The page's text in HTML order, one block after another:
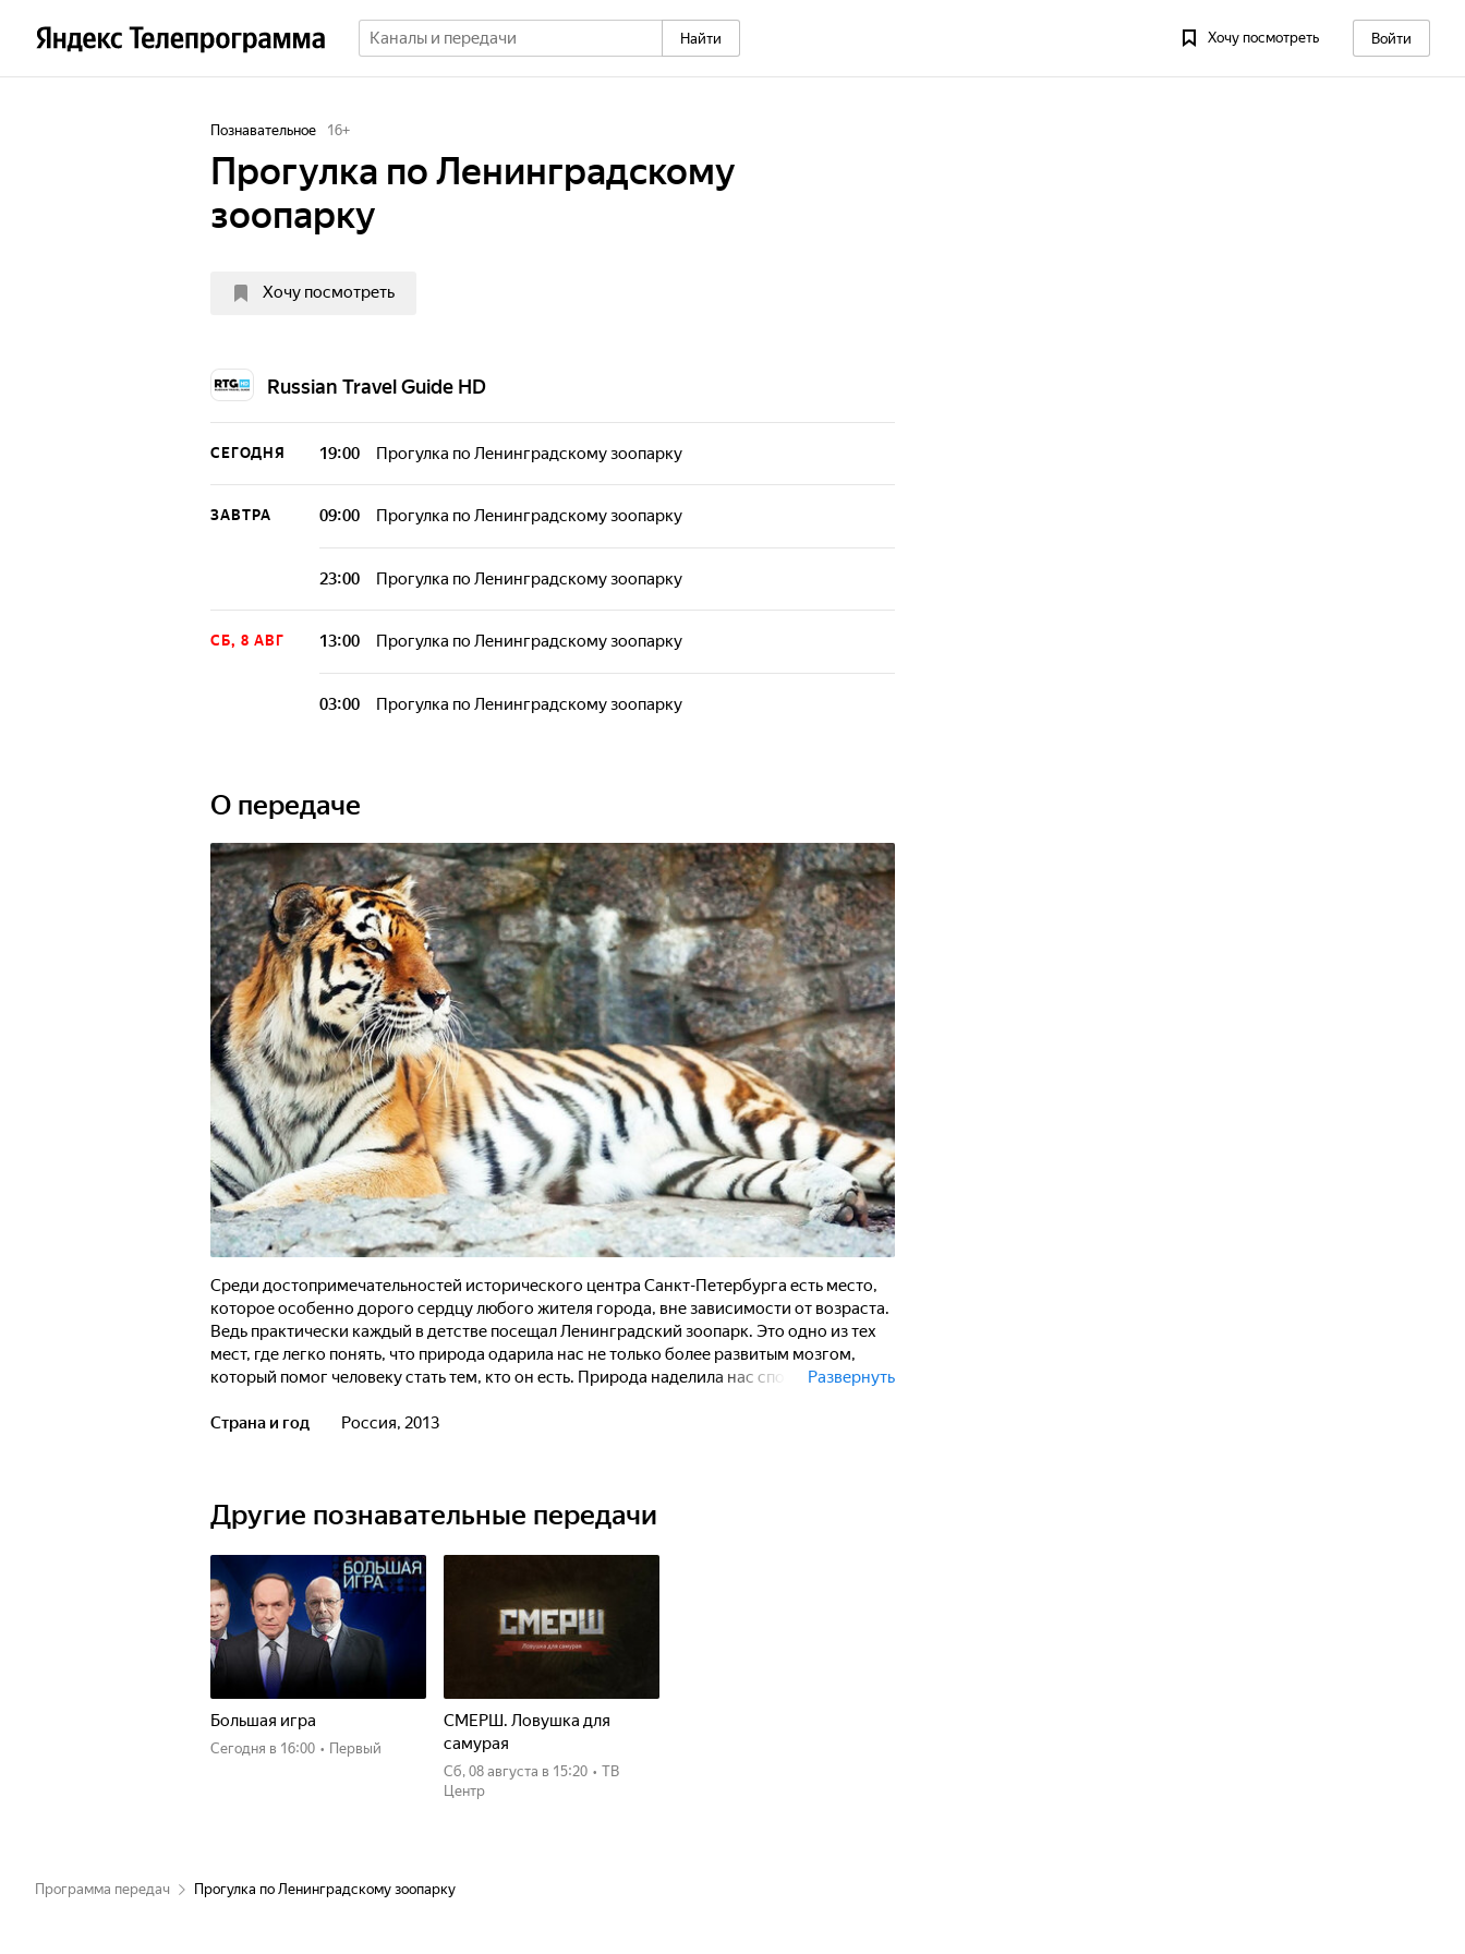
Найти Хочу посмотреть Войти
Познавательное 16+
Прогулка по Ленинградскому
зоопарку
Хочу посмотреть
Russian Travel Guide HD
СЕГОДНЯ 19:00 Прогулка по Ленинградскому зоопарку
ЗАВТРА 09:00 Прогулка по Ленинградскому зоопарку
23:00 Прогулка по Ленинградскому зоопарку
СБ, 8 АВГ 13:00 Прогулка по Ленинградскому зоопарку
03:00 Прогулка по Ленинградскому зоопарку
О передаче
Среди достопримечательностей исторического центра Санкт-Петербурга есть место,
которое особенно дорого сердцу любого жителя города, вне зависимости от возраста.
Ведь практически каждый в детстве посещал Ленинградский зоопарк. Это одно из тех
мест, где легко понять, что природа одарила нас не только более развитым мозгом,
который помог человеку стать тем, кто он есть. Природа наделила нас способностью к
живем. Вот уже полтора века зоопарк остается одним из любимых мест семейного
Развернуть
Страна и год Россия, 2013
Другие познавательные передачи
Большая игра
Сегодня в 16:00 • Первый
СМЕРШ. Ловушка для
самурая
сб, 08 августа в 15:20 • ТВ
Центр
Программа передач Прогулка по Ленинградскому зоопарку